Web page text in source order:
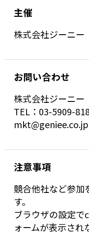
主催
株式会社ジーニー
お問い合わせ
株式会社ジーニー
TEL：03-5909-
mkt@geniee.co.jp
注意事項
競合他社など参加
す。
ブラウザの設定で
ォームが表示され